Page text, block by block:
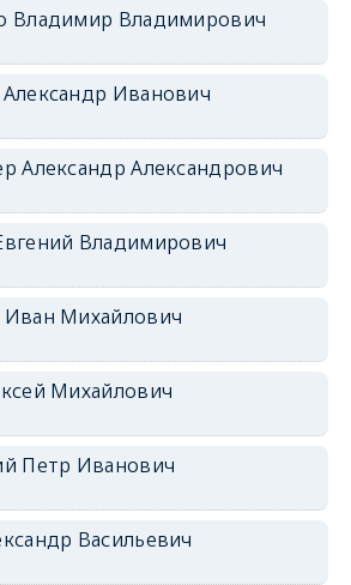
Владимир Владимирович
Иванович
Александр Александрович
Владимирович
Михайлович
Михайлович
Петр Иванович
Васильевич